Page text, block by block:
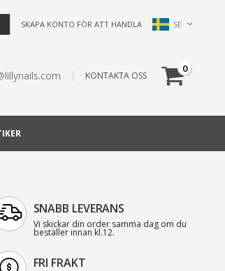
Språk SE
SKAPA KONTO FÖR ATT HANDLA
Cart
0artiklar
KONTAKTA OSS
SNABB LEVERANS
Vi skickar din order samma dag om du
beställer innan kl.12.
FRI FRAKT